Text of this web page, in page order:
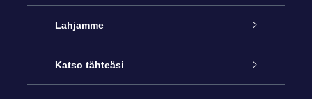
Palvelu
Ota meihin yhteyttä
Lahjamme
Online Star -lahja
Katso tähteäsi